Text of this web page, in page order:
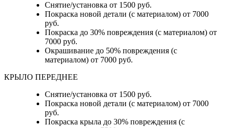
Снятие/установка от 1500 руб.
Покраска новой детали (с материалом) от 7000
руб.
Покраска до 30% повреждения (с материалом) от
7000 руб.
Окрашивание до 50% повреждения (с
материалом) от 7000 руб.
КРЫЛО ПЕРЕДНЕЕ
Снятие/установка от 1500 руб.
Покраска новой детали (с материалом) от 7000
руб.
Покраска крыла до 30% повреждения (с